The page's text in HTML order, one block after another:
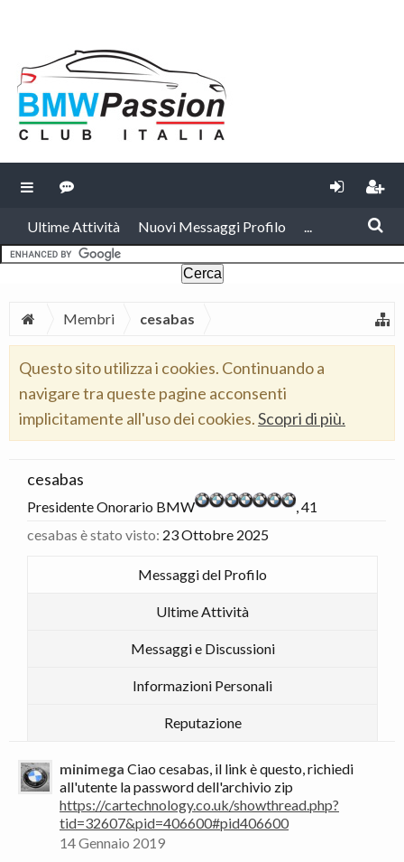
Ultime Attività Nuovi Messaggi Profilo ...
Membri cesabas
Questo sito utilizza i cookies. Continuando a
navigare tra queste pagine acconsenti
implicitamente all'uso dei cookies.Scopri di più.
cesabas
Presidente Onorario BMW
, 41
cesabas è stato visto: 23 Ottobre 2025
Messaggi del Profilo
Ultime Attività
Messaggi e Discussioni
Informazioni Personali
Reputazione
minimega Ciao cesabas, il link è questo, richiedi
all'utente la password dell'archivio zip
https://cartechnology.co.uk/showthread.php?
tid=32607&pid=406600#pid406600
14 Gennaio 2019